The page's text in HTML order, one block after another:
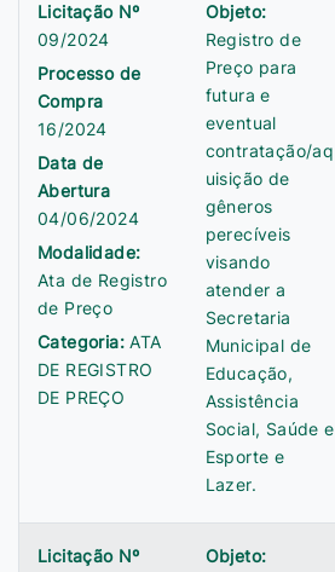
Licitação Nº
09/2024
Processo de
Compra
16/2024
Data de
Abertura
04/06/2024
Modalidade:
Ata de Registro
de Preço
Categoria:ATA
DE REGISTRO
DE PREÇO
Objeto:
Registro de
Preço para
futura e
eventual
contratação/aq
uisição de
gêneros
perecíveis
visando
atender a
Secretaria
Municipal de
Educação,
Assistência
Social, Saúde e
Esporte e
Lazer.
Licitação Nº
Objeto: